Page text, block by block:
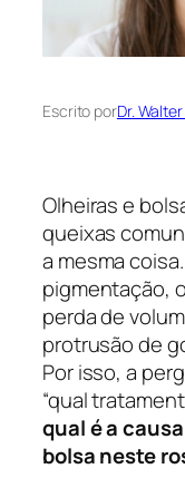
Escrito porDr.
Olheiras e
queixas
a mesma
pigmentação,
perda de
protrusão de
Por isso, a
“qual
qual é a
bolsa neste